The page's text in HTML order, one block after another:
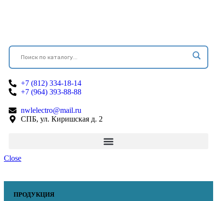
+7 (812) 334-18-14
+7 (964) 393-88-88
nwlelectro@mail.ru
СПБ, ул. Киришская д. 2
Close
ПРОДУКЦИЯ